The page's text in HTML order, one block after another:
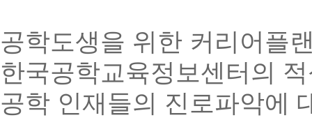
공학도생을 위한 커리어플
한국공학교육정보센터의
공학 인재들의 진로파악에